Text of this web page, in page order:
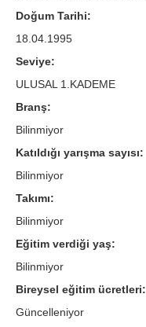
Doğum Tarihi:
18.04.1995
Seviye:
ULUSAL 1.KADEME
Branş:
Bilinmiyor
Katıldığı yarışma sayısı:
Bilinmiyor
Takımı:
Bilinmiyor
Eğitim verdiği yaş:
Bilinmiyor
Bireysel eğitim ücretleri:
Güncelleniyor